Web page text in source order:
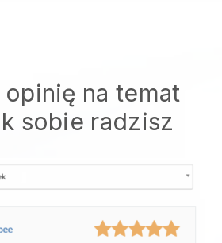
na temat
sobie radzisz